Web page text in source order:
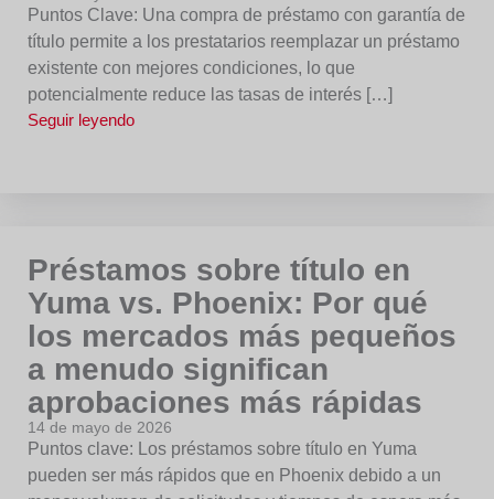
Puntos Clave: Una compra de préstamo con garantía de
título permite a los prestatarios reemplazar un préstamo
existente con mejores condiciones, lo que
potencialmente reduce las tasas de interés […]
Seguir leyendo
Préstamos sobre título en
Yuma vs. Phoenix: Por qué
los mercados más pequeños
a menudo significan
aprobaciones más rápidas
14 de mayo de 2026
Puntos clave: Los préstamos sobre título en Yuma
pueden ser más rápidos que en Phoenix debido a un